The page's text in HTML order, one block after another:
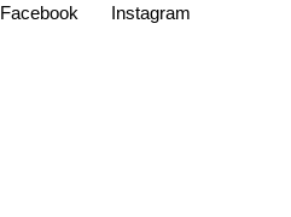
Facebook Instagram